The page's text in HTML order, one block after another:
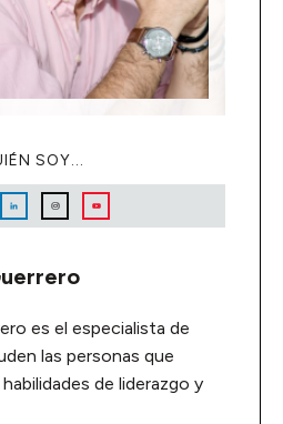
SOY...
es el especialista de
las personas que
de liderazgo y